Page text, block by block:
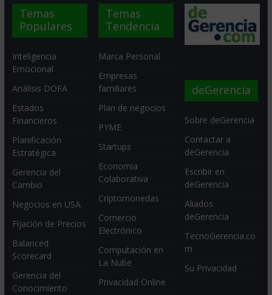
Temas
Populares
Inteligencia
Emocional
Análisis DOFA
Estados
Financieros
Planificación
Estratégica
Gerencia del
Cambio
Negocios en USA
Fijación de Precios
Balanced
Scorecard
Gerencia del
Conocimiento
Temas
Tendencia
Marca Personal
Empresas
familiares
Plan de negocios
PYME
Startups
Economia
Colaborativa
Criptomonedas
Comercio
Electrónico
Computación en
La Nube
Privacidad Online
deGerencia
Sobre deGerencia
Contactar a
deGerencia
Escribir en
deGerencia
Aliados
deGerencia
TecnoGerencia.co
m
Su Privacidad